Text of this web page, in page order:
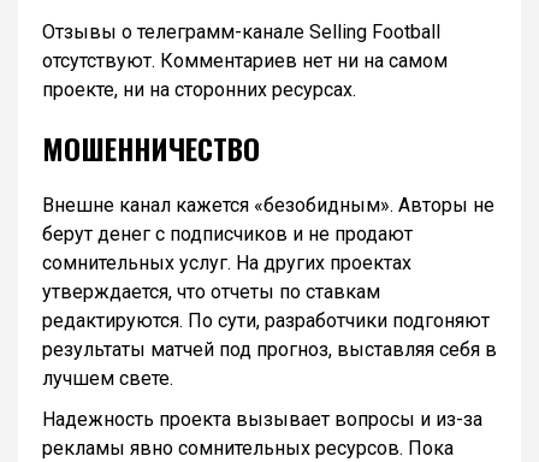
Отзывы о телеграмм-канале Selling Football
отсутствуют. Комментариев нет ни на самом
проекте, ни на сторонних ресурсах.
МОШЕННИЧЕСТВО
Внешне канал кажется «безобидным». Авторы не
берут денег с подписчиков и не продают
сомнительных услуг. На других проектах
утверждается, что отчеты по ставкам
редактируются. По сути, разработчики подгоняют
результаты матчей под прогноз, выставляя себя в
лучшем свете.
Надежность проекта вызывает вопросы и из-за
рекламы явно сомнительных ресурсов. Пока